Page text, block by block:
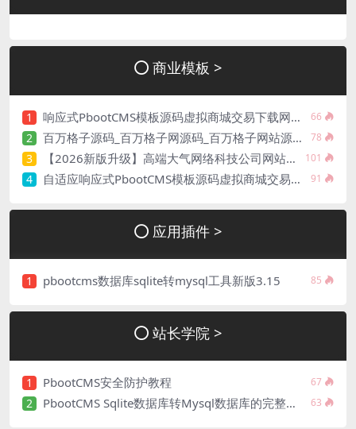
商业模板 >
1 响应式PbootCMS模板源码虚拟商城交易下载网站设计整站源码 66
2 百万格子源码_百万格子网源码_百万格子网站源码-网址导航源码 78
3 【2026新版升级】高端大气网络科技公司网站建设官网源码模板下载 101
4 自适应响应式PbootCMS模板源码虚拟商城交易下载网站设计整站源码 91
应用插件 >
1 pbootcms数据库sqlite转mysql工具新版3.15 85
站长学院 >
1 PbootCMS安全防护教程 67
2 PbootCMS Sqlite数据库转Mysql数据库的完整教程 63